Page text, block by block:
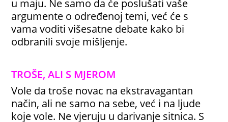
u maju. Ne samo da će poslušati vaše
argumente o određenoj temi, već će s
vama voditi višesatne debate kako bi
odbranili svoje mišljenje.
TROŠE, ALI S MJEROM
Vole da troše novac na ekstravagantan
način, ali ne samo na sebe, već i na ljude
koje vole. Ne vjeruju u darivanje sitnica. S